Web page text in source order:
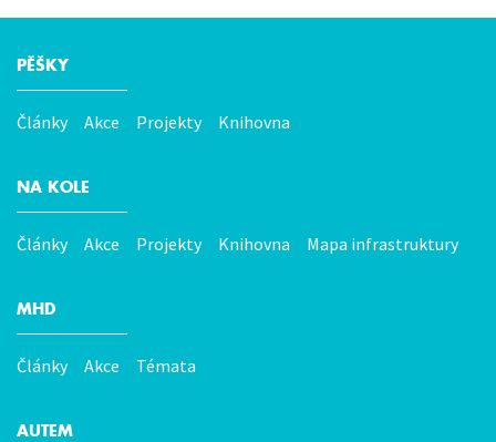
Hlavní
menu
PĚŠKY
Články Akce Projekty Knihovna
NA KOLE
Články Akce Projekty Knihovna Mapa infrastruktury
MHD
Články Akce Témata
AUTEM